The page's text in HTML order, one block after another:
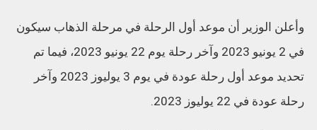
وأعلن الوزير أن موعد أول الرحلة في مرحلة الذهاب سيكون
في 2 يونيو 2023 وآخر رحلة يوم 22 يونيو 2023، فيما تم
تحديد موعد أول رحلة عودة في يوم 3 يوليوز 2023 وآخر
رحلة عودة في 22 يوليوز 2023.